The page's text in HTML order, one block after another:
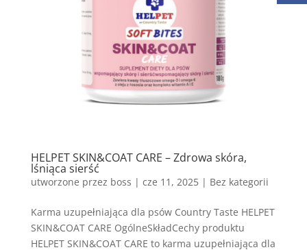
HELPET SKIN&COAT CARE – Zdrowa skóra,
lśniąca sierść
utworzone przez boss | cze 11, 2025| Bez kategorii
Karma uzupełniająca dla psów Country Taste HELPET
SKIN&COAT CARE OgólneSkładCechy produktu
HELPET SKIN&COAT CARE to karma uzupełniająca dla